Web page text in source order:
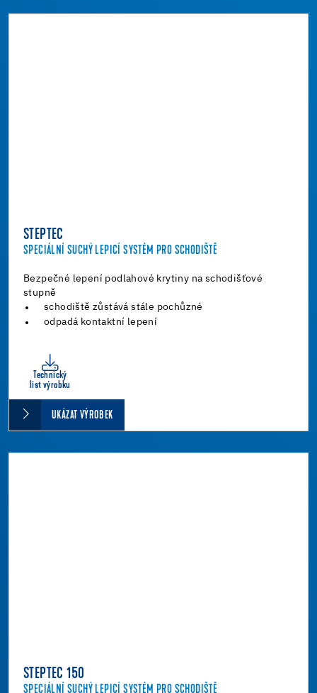
STEPTEC
SPECIÁLNÍ SUCHÝ LEPICÍ SYSTÉM PRO SCHODIŠTĚ
Bezpečné lepení podlahové krytiny na schodišťové
stupně
schodiště zůstává stále pochůzné
odpadá kontaktní lepení
Technický
list výrobku
UKÁZAT VÝROBEK
STEPTEC 150
SPECIÁLNÍ SUCHÝ LEPICÍ SYSTÉM PRO SCHODIŠTĚ